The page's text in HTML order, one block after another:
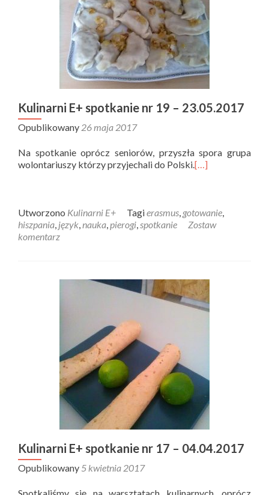
Kulinarni E+ spotkanie nr 19 – 23.05.2017
Opublikowany 26 maja 2017
Na spotkanie oprócz seniorów, przyszła spora grupa
wolontariuszy którzy przyjechali do Polski.[…]
Utworzono Kulinarni E+ Tagierasmus, gotowanie,
hiszpania, język,nauka,pierogi,spotkanie
Zostaw
komentarz
Kulinarni E+ spotkanie nr 17 – 04.04.2017
Opublikowany 5 kwietnia 2017